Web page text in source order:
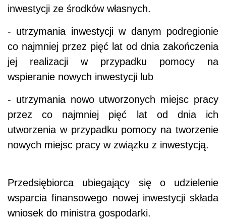
inwestycji ze środków własnych.
- utrzymania inwestycji w danym podregionie
co najmniej przez pięć lat od dnia zakończenia
jej realizacji w przypadku pomocy na
wspieranie nowych inwestycji lub
- utrzymania nowo utworzonych miejsc pracy
przez co najmniej pięć lat od dnia ich
utworzenia w przypadku pomocy na tworzenie
nowych miejsc pracy w związku z inwestycją.
Przedsiębiorca ubiegający się o udzielenie
wsparcia finansowego nowej inwestycji składa
wniosek do ministra gospodarki.